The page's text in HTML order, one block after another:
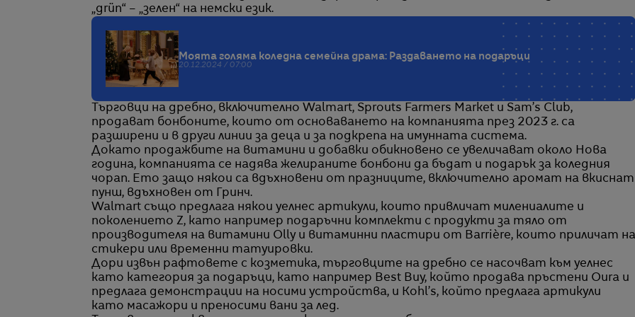
„grün“ – „зелен“ на немски език.
Моята голяма коледна семейна драма: Раздаването на подаръци
20.12.2024 / 07:00
Търговци на дребно, включително Walmart, Sprouts Farmers Market и Sam’s Club,
продават бонбоните, които от основаването на компанията през 2023 г. са
разширени и в други линии за деца и за подкрепа на имунната система.
Докато продажбите на витамини и добавки обикновено се увеличават около Нова
година, компанията се надява желираните бонбони да бъдат и подарък за коледния
чорап. Ето защо някои са вдъхновени от празниците, включително аромат на вкиснат
пунш, вдъхновен от Гринч.
Walmart също предлага някои уелнес артикули, които привличат милениалите и
поколението Z, като например подаръчни комплекти с продукти за тяло от
производителя на витамини Olly и витаминни пластири от Barrière, които приличат на
стикери или временни татуировки.
Дори извън рафтовете с козметика, търговците на дребно се насочват към уелнес
като категория за подаръци, като например Best Buy, който продава пръстени Oura и
предлага демонстрации на носими устройства, и Kohl’s, който предлага артикули
като масажори и преносими вани за лед.